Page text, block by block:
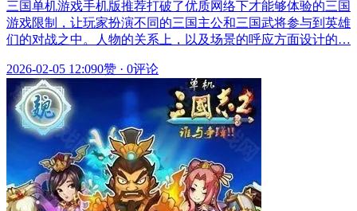
三国单机游戏手机版推荐打破了优质网络下才能够体验的三国
游戏限制，让玩家扮演不同的三国主公和三国武将参与到英雄
们的对战之中。人物的关系上，以及场景的呼应方面设计的…
2026-02-05 12:090赞 · 0评论